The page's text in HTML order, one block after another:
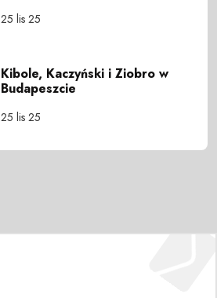
25 lis 25
Kibole, Kaczyński i Ziobro w
Budapeszcie
25 lis 25